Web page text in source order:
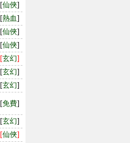
[仙俠]
[熱血]
[仙俠]
[仙俠]
[玄幻]
[玄幻]
[玄幻]
[免費]
[玄幻]
[仙俠]